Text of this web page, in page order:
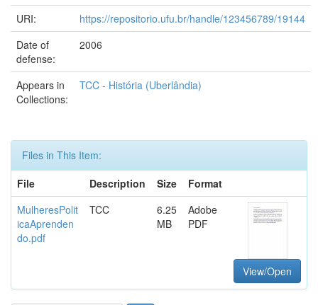
URI:
https://repositorio.ufu.br/handle/123456789/19144
Date of
defense:
2006
Appears in
Collections:
TCC - História (Uberlândia)
Files in This Item:
File
Description Size
Format
MulheresPolit
icaAprenden
do.pdf
TCC
6.25
MB
Adobe
PDF
View/Open